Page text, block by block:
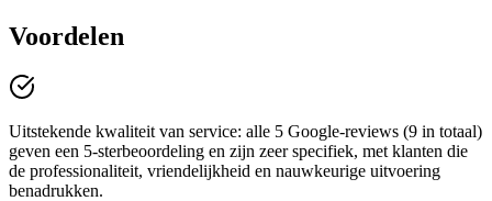
Voordelen
Uitstekende kwaliteit van service: alle 5 Google-reviews (9 in totaal)
geven een 5‑sterbeoordeling en zijn zeer specifiek, met klanten die
de professionaliteit, vriendelijkheid en nauwkeurige uitvoering
benadrukken.